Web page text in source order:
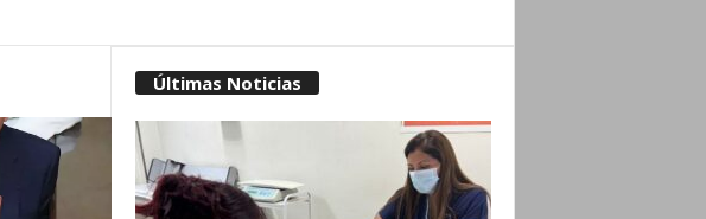
Últimas Noticias